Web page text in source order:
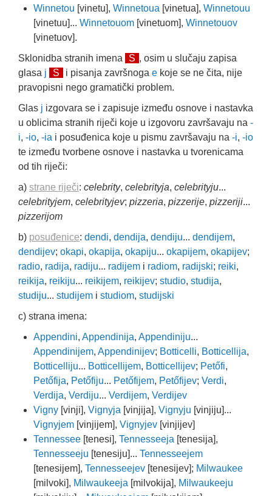
Winnetou [vinetu], Winnetoua [vinetua], Winnetouu
[vinetuu]... Winnetouom [vinetuom], Winnetouov
[vinetuov].
Sklonidba stranih imena
S , osim u slučaju zapisa
glasa j S i pisanja završnoga e koje se ne čita, nije
pravopisni nego gramatički problem.
Glas j izgovara se i zapisuje između osnove i nastavka
u oblicima stranih riječi koje u izgovoru završavaju na -
i, -io, -ia i posuđenica koje u pismu završavaju na -i, -io
te između tvorbene osnove i nastavka u tvorenicama
od tih riječi:
a) strane riječi: celebrity, celebrityja, celebrityju...
celebrityjem, celebrityjev; pizzeria, pizzerije, pizzeriji...
pizzerijom
b) posuđenice: dendi, dendija, dendiju... dendijem,
dendijev; okapi, okapija, okapiju... okapijem, okapijev;
radio, radija, radiju... radijem i radiom, radijski; reiki,
reikija, reikiju... reikijem, reikijev; studio, studija,
studiju... studijem i studiom, studijski
c) strana imena:
Appendini, Appendinija, Appendiniju...
Appendinijem, Appendinijev; Botticelli, Botticellija,
Botticelliju... Botticellijem, Botticellijev; Petőfi,
Petőfija, Petőfiju... Petőfijem, Petőfijev; Verdi,
Verdija, Verdiju... Verdijem, Verdijev
Vigny [vinji], Vignyja [vinjija], Vignyju [vinjiju]...
Vignyjem [vinjijem], Vignyjev [vinjijev]
Tennessee [tenesi], Tennesseeja [tenesija],
Tennesseeju [tenesiju]... Tennesseejem
[tenesijem], Tennesseejev [tenesijev]; Milwaukee
[milvoki], Milwaukeeja [milvokija], Milwaukeeju